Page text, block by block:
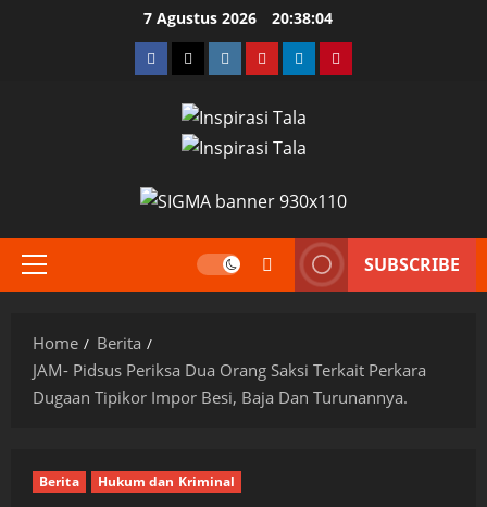
7 Agustus 2026 20:38:05
Facebook
TwitterInstagram
YouTubeLinkedInPinterest
Primary
SUBSCRIBE
Home
Berita
JAM- Pidsus Periksa Dua Orang Saksi Terkait Perkara
Dugaan Tipikor Impor Besi, Baja Dan Turunannya.
Berita Hukum dan Kriminal